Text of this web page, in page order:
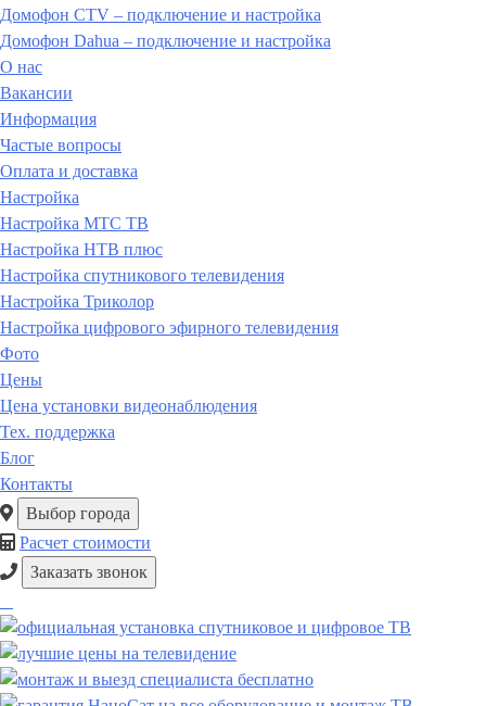
Домофон CTV – подключение и настройка
Домофон Dahua – подключение и настройка
О нас
Вакансии
Информация
Частые вопросы
Оплата и доставка
Настройка
Настройка МТС ТВ
Настройка НТВ плюс
Настройка спутникового телевидения
Настройка Триколор
Настройка цифрового эфирного телевидения
Фото
Цены
Цена установки видеонаблюдения
Тех. поддержка
Блог
Контакты
Выбор города
Расчет стоимости
Заказать звонок